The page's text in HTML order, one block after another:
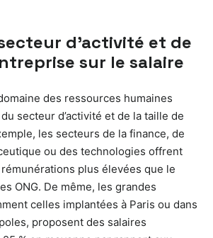
d’activité et de
sur le salaire
des ressources humaines
secteur d’activité et de la taille de
les secteurs de la finance, de
ou des technologies offrent
plus élevées que le
ONG. De même, les grandes
celles implantées à Paris ou dans
proposent des salaires